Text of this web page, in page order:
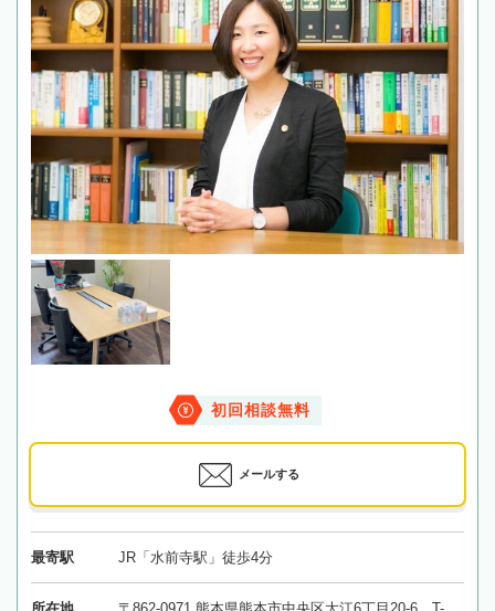
初回相談無料
メールする
最寄駅 JR「水前寺駅」徒歩4分